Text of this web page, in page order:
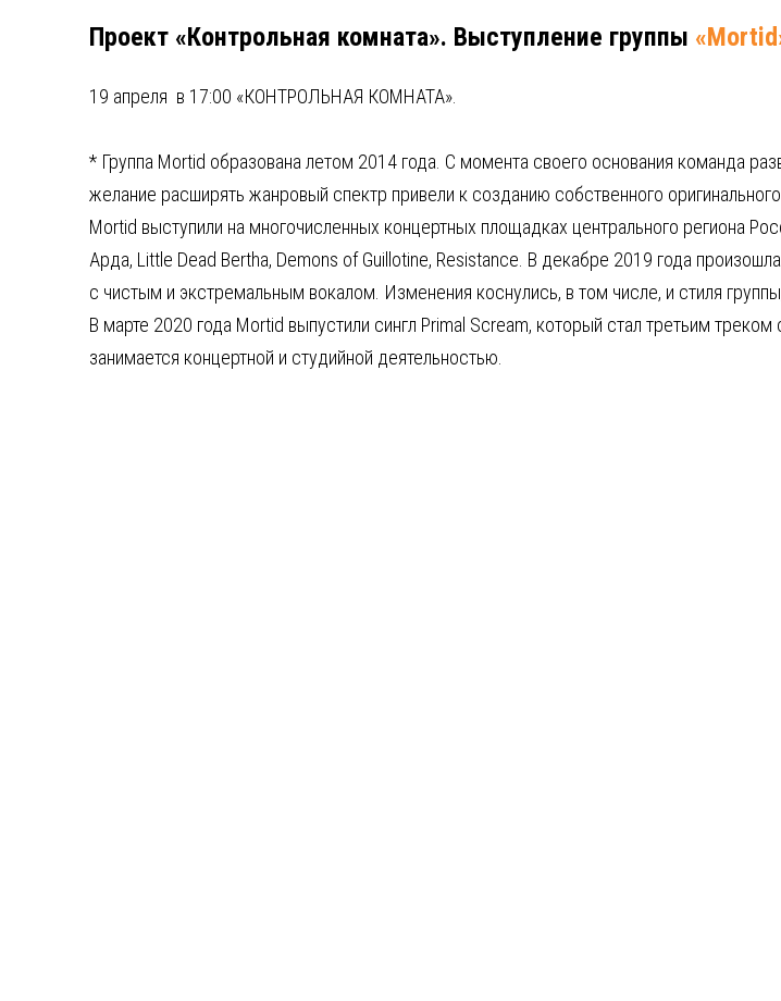
Проект «Контрольная комната». Выступление группы
19 апреля в 17:00 «КОНТРОЛЬНАЯ КОМНАТА».
* Группа Mortid образована летом 2014 года. С момента своего основания команда
желание расширять жанровый спектр привели к созданию собственного оригинального
Mortid выступили на многочисленных концертных площадках центрального региона
Арда, Little Dead Bertha, Demons of Guillotine, Resistance. В декабре 2019 года
с чистым и экстремальным вокалом. Изменения коснулись, в том числе, и стиля
В марте 2020 года Mortid выпустили сингл Primal Scream, который стал третьим
занимается концертной и студийной деятельностью.